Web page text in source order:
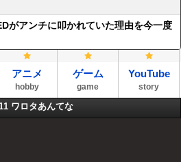
がアンチに叩かれていた理由を今一度
アニメ
hobby
ゲーム
game
YouTube
story
ワロタあんてな